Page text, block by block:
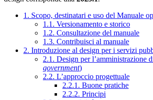
1. Scopo, destinatari e uso del Manuale
1.1. Versionamento e storico
1.2. Consultazione del manuale
1.3. Contribuisci al manuale
2. Introduzione al design per i servizi
2.1. Design per l’amministrazione
government)
2.2. L’approccio progettuale
2.2.1. Buone pratiche
2.2.2. Principi